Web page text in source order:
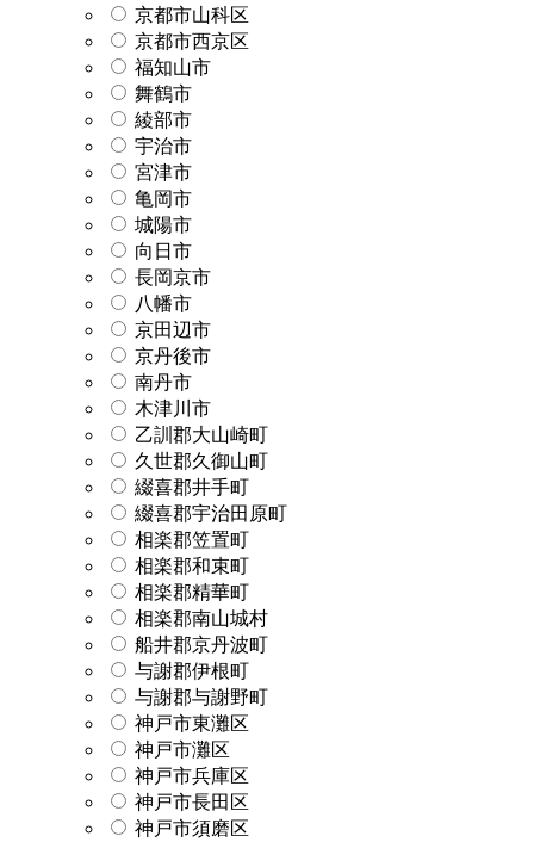
京都市山科区
京都市西京区
福知山市
舞鶴市
綾部市
宇治市
宮津市
亀岡市
城陽市
向日市
長岡京市
八幡市
京田辺市
京丹後市
南丹市
木津川市
乙訓郡大山崎町
久世郡久御山町
綴喜郡井手町
綴喜郡宇治田原町
相楽郡笠置町
相楽郡和束町
相楽郡精華町
相楽郡南山城村
船井郡京丹波町
与謝郡伊根町
与謝郡与謝野町
神戸市東灘区
神戸市灘区
神戸市兵庫区
神戸市長田区
神戸市須磨区